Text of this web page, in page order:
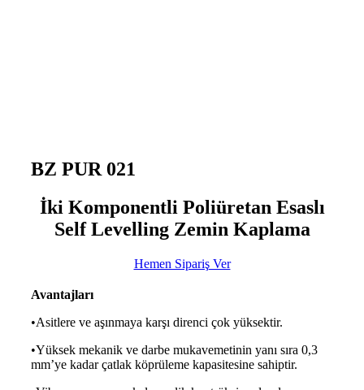
BZ PUR 021
İki Komponentli Poliüretan Esaslı
Self Levelling Zemin Kaplama
Hemen Sipariş Ver
Avantajları
•Asitlere ve aşınmaya karşı direnci çok yüksektir.
•Yüksek mekanik ve darbe mukavemetinin yanı sıra 0,3
mm’ye kadar çatlak köprüleme kapasitesine sahiptir.